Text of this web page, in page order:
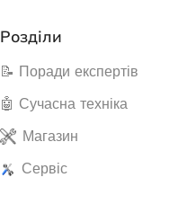
Генератор
Розділи
📝 Поради експертів
🤖 Сучасна техніка
Магазин
Сервіс